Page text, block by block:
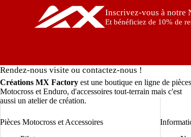
Inscrivez-vous à notre
Et bénéficiez de 10% de
Rendez-nous visite ou contactez-nous !
Créations MX Factory est une boutique en ligne de pièces
Motocross et Enduro, d'accessoires tout-terrain mais c'est
aussi un atelier de création.
Pièces Motocross et Accessoires